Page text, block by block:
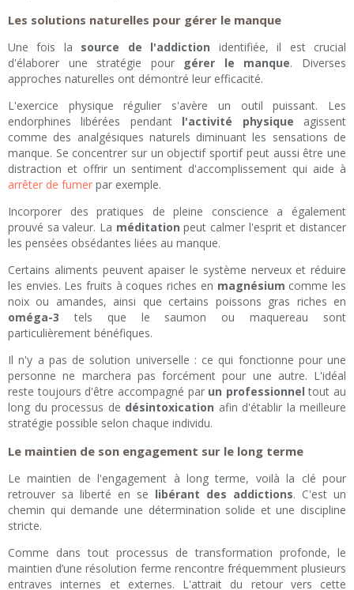
Les solutions naturelles pour gérer le manque
Une fois la source de l'addiction identifiée, il est crucial
d'élaborer une stratégie pour gérer le manque. Diverses
approches naturelles ont démontré leur efficacité.
L'exercice physique régulier s'avère un outil puissant. Les
endorphines libérées pendant l'activité physique agissent
comme des analgésiques naturels diminuant les sensations de
manque. Se concentrer sur un objectif sportif peut aussi être une
distraction et offrir un sentiment d'accomplissement qui aide à
arrêter de fumer par exemple.
Incorporer des pratiques de pleine conscience a également
prouvé sa valeur. La méditation peut calmer l'esprit et distancer
les pensées obsédantes liées au manque.
Certains aliments peuvent apaiser le système nerveux et réduire
les envies. Les fruits à coques riches en magnésium comme les
noix ou amandes, ainsi que certains poissons gras riches en
oméga-3 tels que le saumon ou maquereau sont
particulièrement bénéfiques.
Il n'y a pas de solution universelle : ce qui fonctionne pour une
personne ne marchera pas forcément pour une autre. L'idéal
reste toujours d'être accompagné par un professionnel tout au
long du processus de désintoxication afin d'établir la meilleure
stratégie possible selon chaque individu.
Le maintien de son engagement sur le long terme
Le maintien de l'engagement à long terme, voilà la clé pour
retrouver sa liberté en se libérant des addictions. C'est un
chemin qui demande une détermination solide et une discipline
stricte.
Comme dans tout processus de transformation profonde, le
maintien d’une résolution ferme rencontre fréquemment plusieurs
entraves internes et externes. L'attrait du retour vers cette